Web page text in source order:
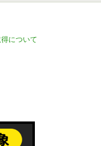
について